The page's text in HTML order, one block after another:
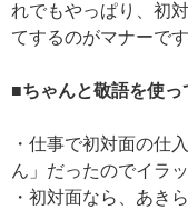
れでもやっぱり、初
てするのがマナーです
■ちゃんと敬語を使っ
・仕事で初対面の仕
ん」だったのでイラ
・初対面なら、あき